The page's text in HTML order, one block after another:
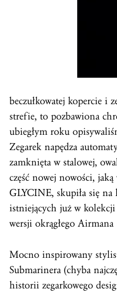
beczułkowatej kopercie i
strefie, to pozbawiona
ubiegłym roku
Zegarek napędza
zamknięta w stalowej,
część nowej nowości,
GLYCINE, skupiła się
istniejących już w
wersji okrągłego Airmana
Mocno inspirowany
Submarinera (chyba
historii zegarkowego